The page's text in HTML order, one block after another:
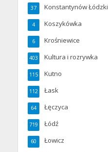
Konstantynów Łódzki
37
Koszykówka
4
Krośniewice
6
Kultura i rozrywka
403
Kutno
115
Łask
112
Łęczyca
64
Łódź
719
Łowicz
60